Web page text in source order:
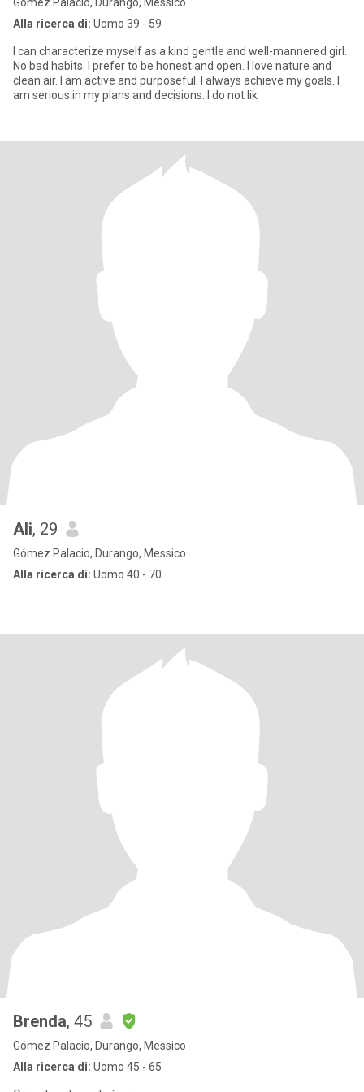
Alla ricerca di: Uomo 39 - 59
I can characterize myself as a kind gentle and well-mannered girl.
No bad habits. I prefer to be honest and open. I love nature and
clean air. I am active and purposeful. I always achieve my goals. I
am serious in my plans and decisions. I do not lik
Ali, 29
Gómez Palacio, Durango, Messico
Alla ricerca di: Uomo 40 - 70
Brenda, 45
Gómez Palacio, Durango, Messico
Alla ricerca di: Uomo 45 - 65